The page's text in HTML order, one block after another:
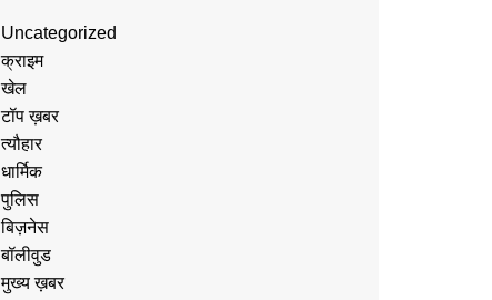
Uncategorized
क्राइम
खेल
टॉप ख़बर
त्यौहार
धार्मिक
पुलिस
बिज़नेस
बॉलीवुड
मुख्य ख़बर